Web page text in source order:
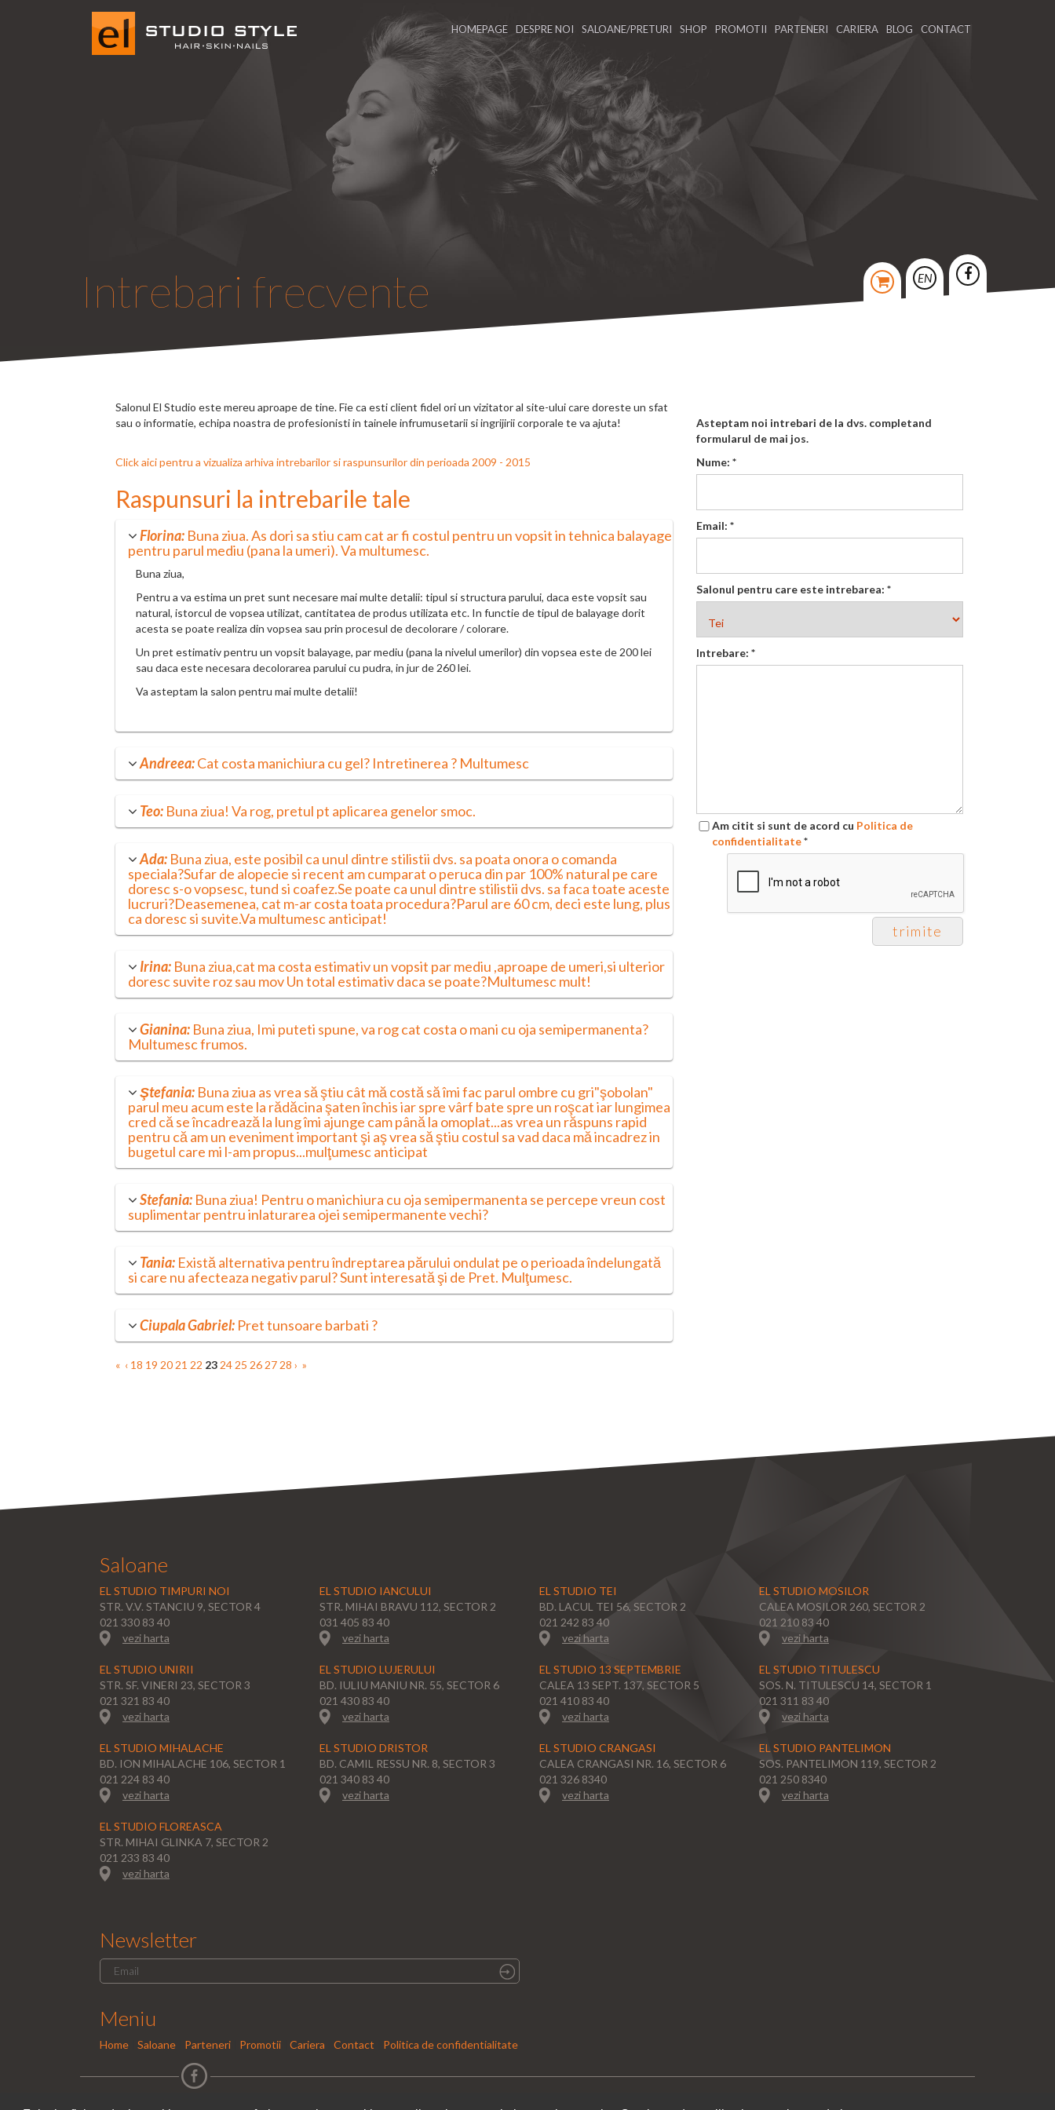
HOMEPAGE(CURRENT)
DESPRE NOI SALOANE/PRETURI SHOP PROMOTII PARTENERI CARIERA BLOG CONTACT
EN
Intrebari frecvente
Salonul El Studio este mereu aproape de tine. Fie ca esti client fidel ori un vizitator al site-ului care doreste un sfat
sau o informatie, echipa noastra de profesionisti in tainele infrumusetarii si ingrijirii corporale te va ajuta!
Click aici pentru a vizualiza arhiva intrebarilor si raspunsurilor din perioada 2009 - 2015
Raspunsuri la intrebarile tale
Florina: Buna ziua. As dori sa stiu cam cat ar fi costul pentru un vopsit in tehnica balayage
pentru parul mediu (pana la umeri). Va multumesc.
Buna ziua,
Pentru a va estima un pret sunt necesare mai multe detalii: tipul si structura parului, daca este vopsit sau
natural, istorcul de vopsea utilizat, cantitatea de produs utilizata etc. In functie de tipul de balayage dorit
acesta se poate realiza din vopsea sau prin procesul de decolorare / colorare.
Un pret estimativ pentru un vopsit balayage, par mediu (pana la nivelul umerilor) din vopsea este de 200 lei
sau daca este necesara decolorarea parului cu pudra, in jur de 260 lei.
Va asteptam la salon pentru mai multe detalii!
Andreea:Cat costa manichiura cu gel? Intretinerea ? Multumesc
Teo: Buna ziua! Va rog, pretul pt aplicarea genelor smoc.
Ada: Buna ziua, este posibil ca unul dintre stilistii dvs. sa poata onora o comanda
speciala?Sufar de alopecie si recent am cumparat o peruca din par 100% natural pe care
doresc s-o vopsesc, tund si coafez.Se poate ca unul dintre stilistii dvs. sa faca toate aceste
lucruri?Deasemenea, cat m-ar costa toata procedura?Parul are 60 cm, deci este lung, plus
ca doresc si suvite.Va multumesc anticipat!
Irina: Buna ziua,cat ma costa estimativ un vopsit par mediu ,aproape de umeri,si ulterior
doresc suvite roz sau mov Un total estimativ daca se poate?Multumesc mult!
Gianina: Buna ziua, Imi puteti spune, va rog cat costa o mani cu oja semipermanenta?
Multumesc frumos.
Ştefania: Buna ziua as vrea să ştiu cât mă costă să îmi fac parul ombre cu gri"şobolan"
parul meu acum este la rădăcina şaten închis iar spre vârf bate spre un roşcat iar lungimea
cred că se încadrează la lung îmi ajunge cam până la omoplat...as vrea un răspuns rapid
pentru că am un eveniment important şi aş vrea să ştiu costul sa vad daca mă incadrez in
bugetul care mi l-am propus...mulţumesc anticipat
Stefania: Buna ziua! Pentru o manichiura cu oja semipermanenta se percepe vreun cost
suplimentar pentru inlaturarea ojei semipermanente vechi?
Tania: Există alternativa pentru îndreptarea părului ondulat pe o perioada îndelungată
si care nu afecteaza negativ parul? Sunt interesată şi de Pret. Mulţumesc.
Ciupala Gabriel: Pret tunsoare barbati ?
« ‹ 18 19 20 21 22 23 24 25 26 27 28 › »
Asteptam noi intrebari de la dvs. completand
formularul de mai jos.
Nume: *
Email: *
Salonul pentru care este intrebarea: *
Intrebare: *
Am citit si sunt de acord cu Politica de
confidentialitate*
Saloane
EL STUDIO TIMPURI NOI
STR. V.V. STANCIU 9, SECTOR 4
021 330 83 40
vezi harta
EL STUDIO IANCULUI
STR. MIHAI BRAVU 112, SECTOR 2
031 405 83 40
vezi harta
EL STUDIO TEI
BD. LACUL TEI 56, SECTOR 2
021 242 83 40
vezi harta
EL STUDIO MOSILOR
CALEA MOSILOR 260, SECTOR 2
021 210 83 40
vezi harta
EL STUDIO UNIRII
STR. SF. VINERI 23, SECTOR 3
021 321 83 40
vezi harta
EL STUDIO LUJERULUI
BD. IULIU MANIU NR. 55, SECTOR 6
021 430 83 40
vezi harta
EL STUDIO 13 SEPTEMBRIE
CALEA 13 SEPT. 137, SECTOR 5
021 410 83 40
vezi harta
EL STUDIO TITULESCU
SOS. N. TITULESCU 14, SECTOR 1
021 311 83 40
vezi harta
EL STUDIO MIHALACHE
BD. ION MIHALACHE 106, SECTOR 1
021 224 83 40
vezi harta
EL STUDIO DRISTOR
BD. CAMIL RESSU NR. 8, SECTOR 3
021 340 83 40
vezi harta
EL STUDIO CRANGASI
CALEA CRANGASI NR. 16, SECTOR 6
021 326 8340
vezi harta
EL STUDIO PANTELIMON
SOS. PANTELIMON 119, SECTOR 2
021 250 8340
vezi harta
EL STUDIO FLOREASCA
STR. MIHAI GLINKA 7, SECTOR 2
021 233 83 40
vezi harta
Newsletter
Meniu
Home Saloane Parteneri Promotii Cariera Contact Politica de confidentialitate